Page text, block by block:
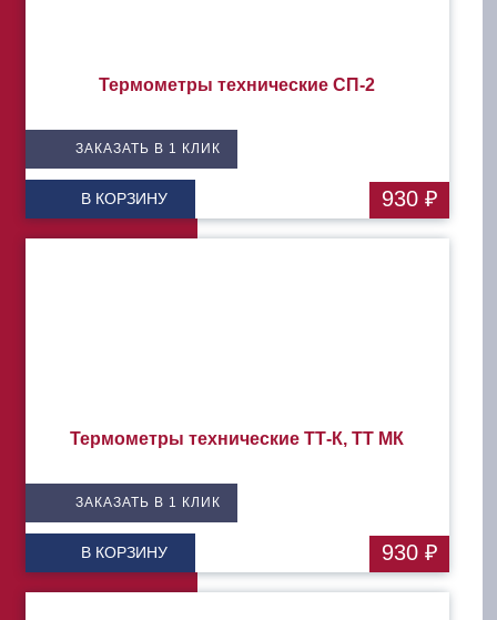
Термометры технические СП-2
ЗАКАЗАТЬ В 1 КЛИК
В КОРЗИНУ 930 ₽
Термометры технические ТТ-К, ТТ МК
ЗАКАЗАТЬ В 1 КЛИК
В КОРЗИНУ 930 ₽